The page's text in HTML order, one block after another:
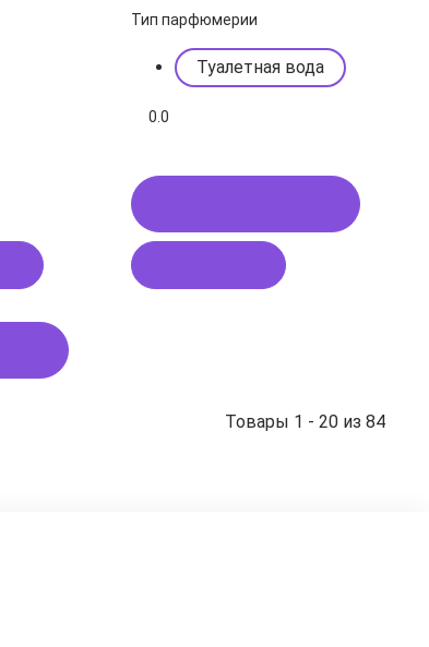
Тип парфюмерии
Туалетная вода
0.0
Товары 1 - 20 из 84